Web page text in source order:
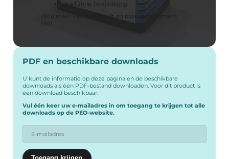
Dead zone-beoordeling
Als u meer informatie wilt, ga naar
PDF en beschikbare downloads
U kunt de informatie op deze pagina en de beschikbare
downloads als één PDF-bestand downloaden. Voor dit product is
één download beschikbaar.
Vul één keer uw e-mailadres in om toegang te krijgen tot alle
downloads op de PEO-website.